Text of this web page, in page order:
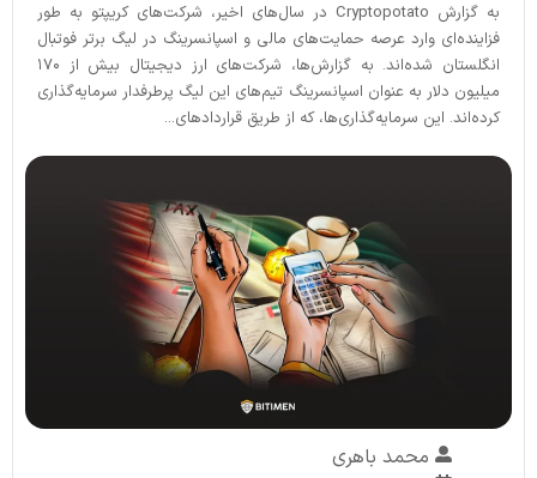
به گزارش Cryptopotato در سال‌های اخیر، شرکت‌های کریپتو به طور
فزاینده‌ای وارد عرصه حمایت‌های مالی و اسپانسرینگ در لیگ برتر فوتبال
انگلستان شده‌اند. به گزارش‌ها، شرکت‌های ارز دیجیتال بیش از ۱۷۰
میلیون دلار به عنوان اسپانسرینگ تیم‌های این لیگ پرطرفدار سرمایه‌گذاری
کرده‌اند. این سرمایه‌گذاری‌ها، که از طریق قراردادهای...
محمد باهری